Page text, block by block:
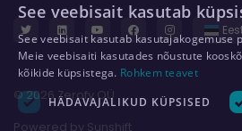
© 2026 Zerofy OÜ
Powered by Sunshift
See veebisait kasutab
See veebisait kasutab kasutajakogemuse
Meie veebisaiti kasutades nõustute
kõikide küpsistega. Rohkem teavet
HÄDAVAJALIKUD KÜPSISED